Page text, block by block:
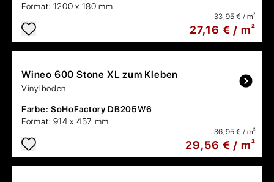
Format: 1200 x 180 mm
33,95 € / m²
27,16 € / m²
Wineo 600 Stone XL zum Kleben
Vinylboden
Farbe: SoHoFactory DB205W6
Format: 914 x 457 mm
36,95 € / m²
29,56 € / m²